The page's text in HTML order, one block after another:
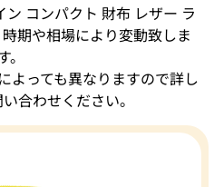
コンパクト 財布 レザー ラ
期や相場により変動致しま
。
よっても異なりますので詳し
合わせください。